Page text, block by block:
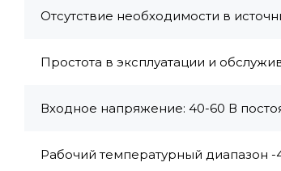
Отсутствие необходимости в
Простота в эксплуатации и
Входное напряжение: 40-60 В
Рабочий температурный диапазон -